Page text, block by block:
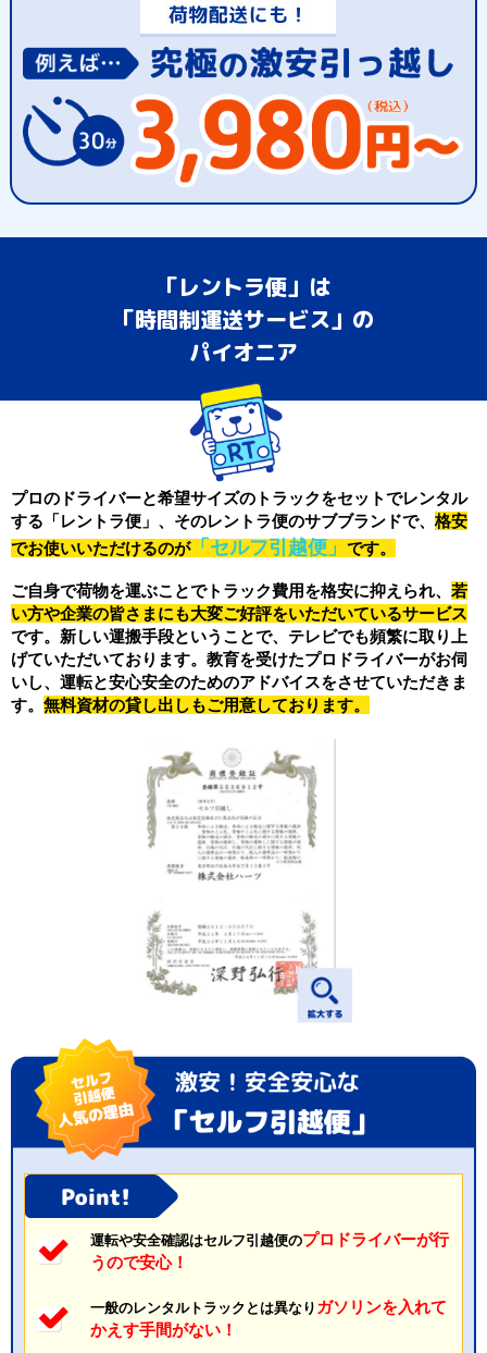
「レントラ便」は
「時間制運送サービス」の
パイオニア
プロのドライバーと希望サイズのトラックをセットでレンタル
する「レントラ便」、そのレントラ便のサブブランドで、 格安
でお使いいただけるのが「セルフ引越便」 です。
ご自身で荷物を運ぶことでトラック費用を格安に抑えられ、 若
い方や企業の皆さまにも大変ご好評をいただいているサービス
です。新しい運搬手段ということで、テレビでも頻繁に取り上
げていただいております。教育を受けたプロドライバーがお伺
いし、運転と安心安全のためのアドバイスをさせていただきま
す。 無料資材の貸し出しもご用意しております。
運転や安全確認はセルフ引越便のプロドライバーが行
うので安心！
一般のレンタルトラックとは異なり ガソリンを入れて
かえす手間がない！